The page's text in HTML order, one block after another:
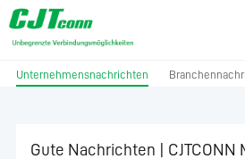
Unternehmensnachrichten
Gute Nachrichten | CJTCONN